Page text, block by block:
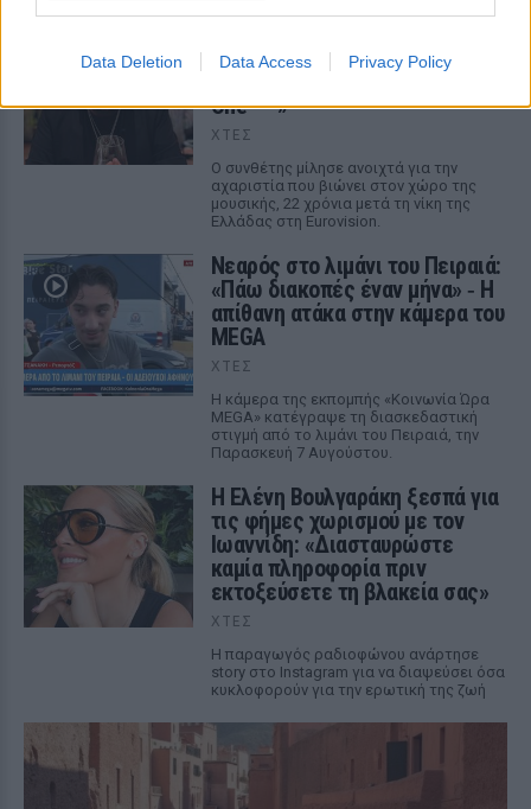
Data Deletion Data Access Privacy Policy
προσπαθούν να ξεχάσουν ότι
One""""»
ΧΤΕΣ
Ο συνθέτης μίλησε ανοιχτά για την
αχαριστία που βιώνει στον χώρο της
μουσικής, 22 χρόνια μετά τη νίκη της
Ελλάδας στη Eurovision.
Νεαρός στο λιμάνι του Πειραιά:
«Πάω διακοπές έναν μήνα» ‑ Η
απίθανη ατάκα στην κάμερα του
MEGA
ΧΤΕΣ
Η κάμερα της εκπομπής «Κοινωνία Ώρα
MEGA» κατέγραψε τη διασκεδαστική
στιγμή από το λιμάνι του Πειραιά, την
Παρασκευή 7 Αυγούστου.
Η Ελένη Βουλγαράκη ξεσπά για
τις φήμες χωρισμού με τον
Ιωαννίδη: «Διασταυρώστε
καμία πληροφορία πριν
εκτοξεύσετε τη βλακεία σας»
ΧΤΕΣ
Η παραγωγός ραδιοφώνου ανάρτησε
story στο Instagram για να διαψεύσει όσα
κυκλοφορούν για την ερωτική της ζωή